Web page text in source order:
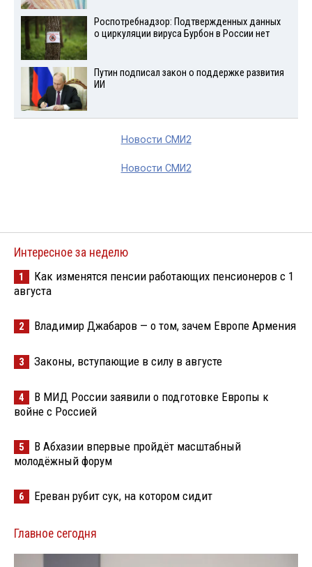
Роспотребнадзор: Подтвержденных данных
о циркуляции вируса Бурбон в России нет
Путин подписал закон о поддержке развития
ИИ
Новости СМИ2
Новости СМИ2
Интересное за неделю
1
Как изменятся пенсии работающих пенсионеров с 1
августа
2 Владимир Джабаров — о том, зачем Европе Армения
3 Законы, вступающие в силу в августе
4
В МИД России заявили о подготовке Европы к
войне с Россией
5
В Абхазии впервые пройдёт масштабный
молодёжный форум
6 Ереван рубит сук, на котором сидит
Главное сегодня